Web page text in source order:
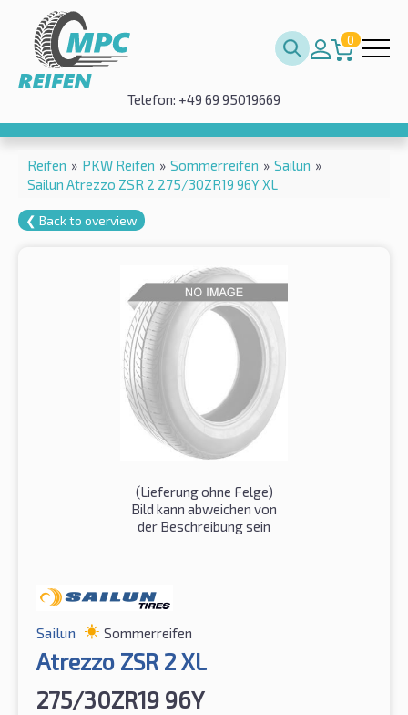
0
Telefon: +49 69 95019669
Reifen » PKW Reifen » Sommerreifen » Sailun »
Sailun Atrezzo ZSR 2 275/30ZR19 96Y XL
❮ Back to overview
(Lieferung ohne Felge)
Bild kann abweichen von
der Beschreibung sein
Sailun Sommerreifen
Atrezzo ZSR 2 XL
275/30ZR19 96Y